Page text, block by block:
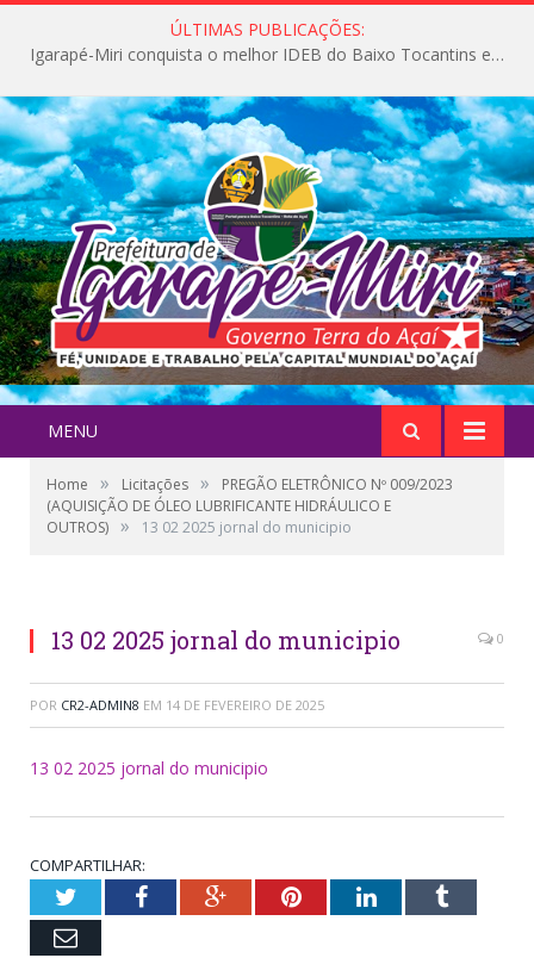
ÚLTIMAS PUBLICAÇÕES:
Igarapé-Miri conquista o melhor IDEB do Baixo Tocantins e avança na qualidade da educação pública
MENU
Home » Licitações »
PREGÃO ELETRÔNICO Nº 009/2023
(AQUISIÇÃO DE ÓLEO LUBRIFICANTE HIDRÁULICO E
OUTROS) » 13 02 2025 jornal do municipio
13 02 2025 jornal do municipio 0
POR CR2-ADMIN8 EM 14 DE FEVEREIRO DE 2025
13 02 2025 jornal do municipio
COMPARTILHAR:
TwitterFacebookGoogle+PinterestLinkedInTumblr
Email